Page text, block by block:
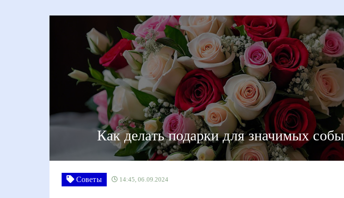
Как делать подарки для значимых
Советы 14:45, 06.09.2024